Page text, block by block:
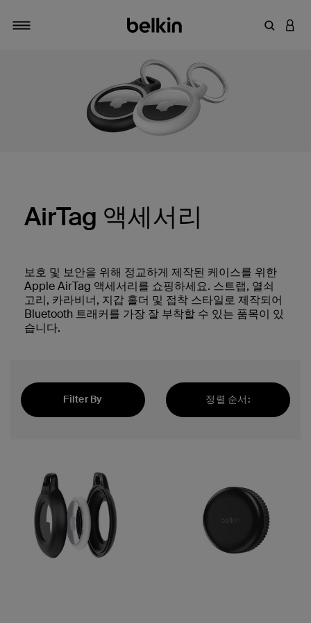
키워드
AirTag 액세서리
보호 및 보안을 위해 정교하게 제작된 케이스를 위한
Apple AirTag 액세서리를 쇼핑하세요. 스트랩, 열쇠
고리, 카라비너, 지갑 홀더 및 접착 스타일로 제작되어
Bluetooth 트래커를 가장 잘 부착할 수 있는 품목이 있
습니다.
Filter By
정렬 순서: